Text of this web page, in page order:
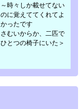
～時々しか載せてない
のに覚えててくれてよ
かったです
さむいからか、二匹で
ひとつの椅子にいた＞